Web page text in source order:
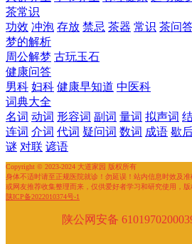
茶常识
功效 冲泡 存放 禁忌 茶器 常识 茶问
梦的解析
周公解梦 古玩玉石
健康问答
男科 妇科 健康早知道 中医科
词典大全
名词 动词 形容词 副词 量词 拟声词
连词 介词 代词 疑问词 数词 成语 歇
谜 对联 谚语
Copyright © 2023-2024 大道家园 版权所有
身体不适时请至正规医院就诊！勿延误！站内信息时效及
或网友推荐收集整理而来，仅供爱好者学习和研究使用，版
陕ICP备2022010374号-1
陕公网安备